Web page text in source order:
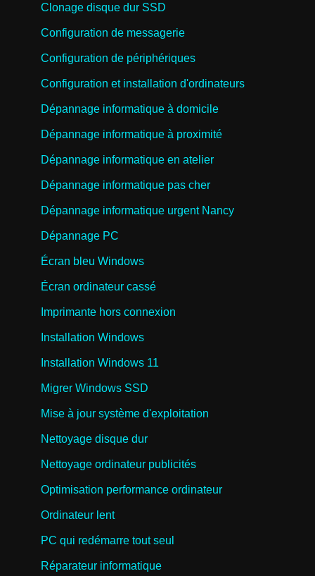
Clonage disque dur SSD
Configuration de messagerie
Configuration de périphériques
Configuration et installation d'ordinateurs
Dépannage informatique à domicile
Dépannage informatique à proximité
Dépannage informatique en atelier
Dépannage informatique pas cher
Dépannage informatique urgent Nancy
Dépannage PC
Écran bleu Windows
Écran ordinateur cassé
Imprimante hors connexion
Installation Windows
Installation Windows 11
Migrer Windows SSD
Mise à jour système d'exploitation
Nettoyage disque dur
Nettoyage ordinateur publicités
Optimisation performance ordinateur
Ordinateur lent
PC qui redémarre tout seul
Réparateur informatique